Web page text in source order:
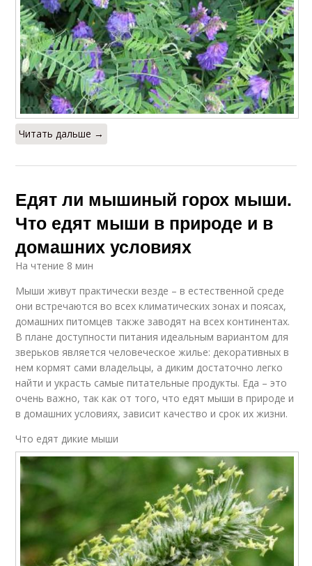
Читать дальше →
Едят ли мышиный горох мыши.
Что едят мыши в природе и в
домашних условиях
На чтение 8 мин
Мыши живут практически везде – в естественной среде
они встречаются во всех климатических зонах и поясах,
домашних питомцев также заводят на всех континентах.
В плане доступности питания идеальным вариантом для
зверьков является человеческое жилье: декоративных в
нем кормят сами владельцы, а диким достаточно легко
найти и украсть самые питательные продукты. Еда – это
очень важно, так как от того, что едят мыши в природе и
в домашних условиях, зависит качество и срок их жизни.
Что едят дикие мыши